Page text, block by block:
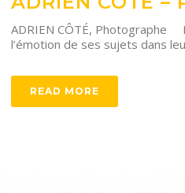
ADRIEN CÔTÉ, Photographe
l’émotion de ses sujets dans
READ MORE